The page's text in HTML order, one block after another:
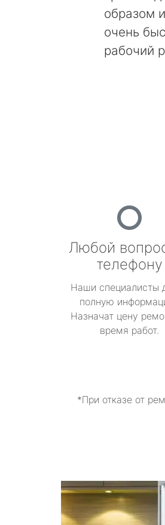
образом
очень
рабочий
Любой
телефону
Наши специалисты
полную
Назначат цену
время работ.
*При отказе от